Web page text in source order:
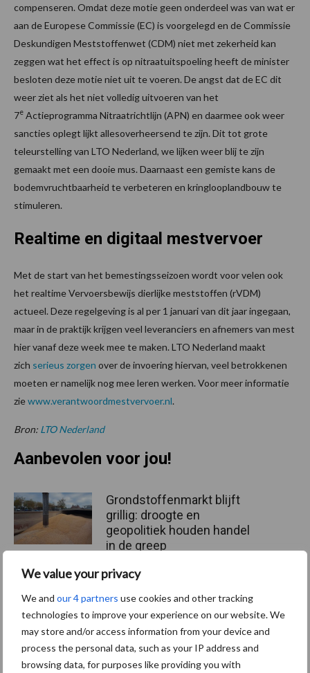
We value your privacy
We and our 4 partners use cookies and other tracking
technologies to improve your experience on our website. We
may store and/or access information from your device and
process the personal data, such as your IP address and
browsing data, for purposes like providing you with
compenseren. Omdat deze motie geen onderdeel was van wat er
aan de Europese Commissie (EC) is voorgelegd en de Commissie
Deskundigen Meststoffenwet (CDM) niet met zekerheid kan
zeggen wat het effect is op nitraatuitspoeling heeft de minister
besloten deze motie niet uit te voeren. De angst dat de EC dit
weer ziet als het niet volledig uitvoeren van het
7e Actieprogramma Nitraatrichtlijn (APN) en daarmee ook weer
sancties oplegt lijkt allesoverheersend te zijn. Dit tot grote
teleurstelling van LTO Nederland, we lijken weer blij te zijn
gemaakt met een dooie mus. Daarnaast een gemiste kans de
bodemvruchtbaarheid te verbeteren en kringlooplandbouw te
stimuleren.
Realtime en digitaal mestvervoer
Met de start van het bemestingsseizoen wordt voor velen ook
het realtime Vervoersbewijs dierlijke meststoffen (rVDM)
actueel. Deze regelgeving is al per 1 januari van dit jaar ingegaan,
maar in de praktijk krijgen veel leveranciers en afnemers van mest
hier vanaf deze week mee te maken. LTO Nederland maakt
zich serieus zorgen over de invoering hiervan, veel betrokkenen
moeten er namelijk nog mee leren werken. Voor meer informatie
ziewww.verantwoordmestvervoer.nl.
Bron: LTO Nederland
Aanbevolen voor jou!
Grondstoffenmarkt blijft
grillig: droogte en
geopolitiek houden handel
in de greep
De speenhuid: een vaak
voor mastitis